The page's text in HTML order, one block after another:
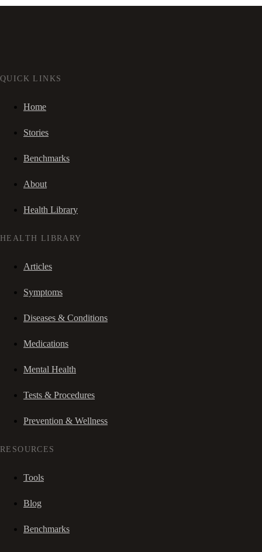
QUICK LINKS
Home
Stories
Benchmarks
About
Health Library
HEALTH LIBRARY
Articles
Symptoms
Diseases & Conditions
Medications
Mental Health
Tests & Procedures
Prevention & Wellness
RESOURCES
Tools
Blog
Benchmarks